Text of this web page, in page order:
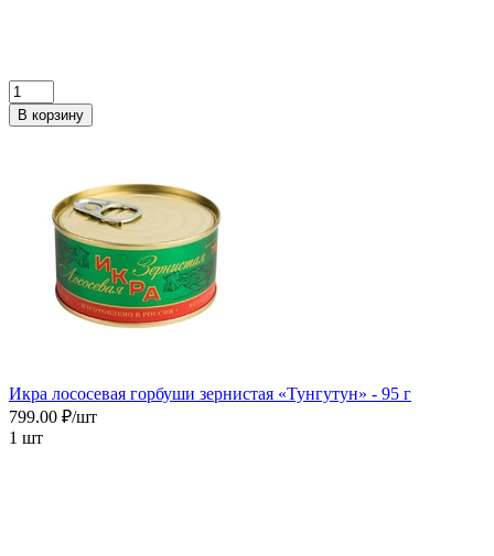
В корзину
Икра лососевая горбуши зернистая «Тунгутун» - 95 г
799.00 ₽/шт
1 шт